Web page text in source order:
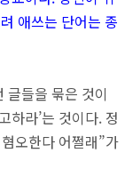
애쓰는 단어는 종
글들을 묶은 것이
하라’는 것이다. 정
오한다 어쩔래”가